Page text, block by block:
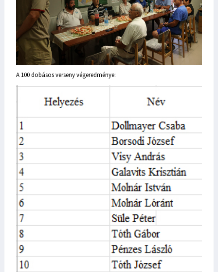
A 100 dobásos verseny végeredménye: